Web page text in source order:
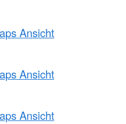
Ansicht
Ansicht
Ansicht